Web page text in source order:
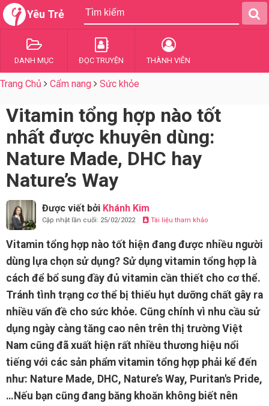
Yêu Trẻ
DANH MỤC ĐỌC TRUYỆN THÀNH VIÊN
Trang Chủ Cẩm nang Sức khỏe
Vitamin tổng hợp nào tốt
nhất được khuyên dùng:
Nature Made, DHC hay
Nature’s Way
Được viết bởi Khánh Kim
Cập nhật lần cuối: 25/02/2022 Tài liệu tham khảo
Vitamin tổng hợp nào tốt hiện đang được nhiều người
dùng lựa chọn sử dụng? Sử dụng vitamin tổng hợp là
cách để bổ sung đầy đủ vitamin cần thiết cho cơ thể.
Tránh tình trạng cơ thể bị thiếu hụt dưỡng chất gây ra
nhiều vấn đề cho sức khỏe. Cũng chính vì nhu cầu sử
dụng ngày càng tăng cao nên trên thị trường Việt
Nam cũng đã xuất hiện rất nhiều thương hiệu nổi
tiếng với các sản phẩm vitamin tổng hợp phải kể đến
như: Nature Made, DHC, Nature’s Way, Puritan's Pride,
…Nếu bạn cũng đang băng khoăn không biết nên